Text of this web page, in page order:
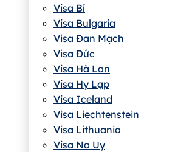
Visa Bỉ
Visa Bulgaria
Visa Đan Mạch
Visa Đức
Visa Hà Lan
Visa Hy Lạp
Visa Iceland
Visa Liechtenstein
Visa Lithuania
Visa Na Uy